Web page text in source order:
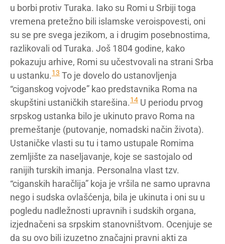
u borbi protiv Turaka. Iako su Romi u Srbiji toga
vremena pretežno bili islamske veroispovesti, oni
su se pre svega jezikom, a i drugim posebnostima,
razlikovali od Turaka. Još 1804 godine, kako
pokazuju arhive, Romi su učestvovali na strani Srba
u ustanku.13 To je dovelo do ustanovljenja
“ciganskog vojvode” kao predstavnika Roma na
skupštini ustaničkih starešina.14 U periodu prvog
srpskog ustanka bilo je ukinuto pravo Roma na
premeštanje (putovanje, nomadski način života).
Ustaničke vlasti su tu i tamo ustupale Romima
zemljište za naseljavanje, koje se sastojalo od
ranijih turskih imanja. Personalna vlast tzv.
“ciganskih haračlija” koja je vršila ne samo upravna
nego i sudska ovlašćenja, bila je ukinuta i oni su u
pogledu nadležnosti upravnih i sudskih organa,
izjednačeni sa srpskim stanovništvom. Ocenjuje se
da su ovo bili izuzetno značajni pravni akti za